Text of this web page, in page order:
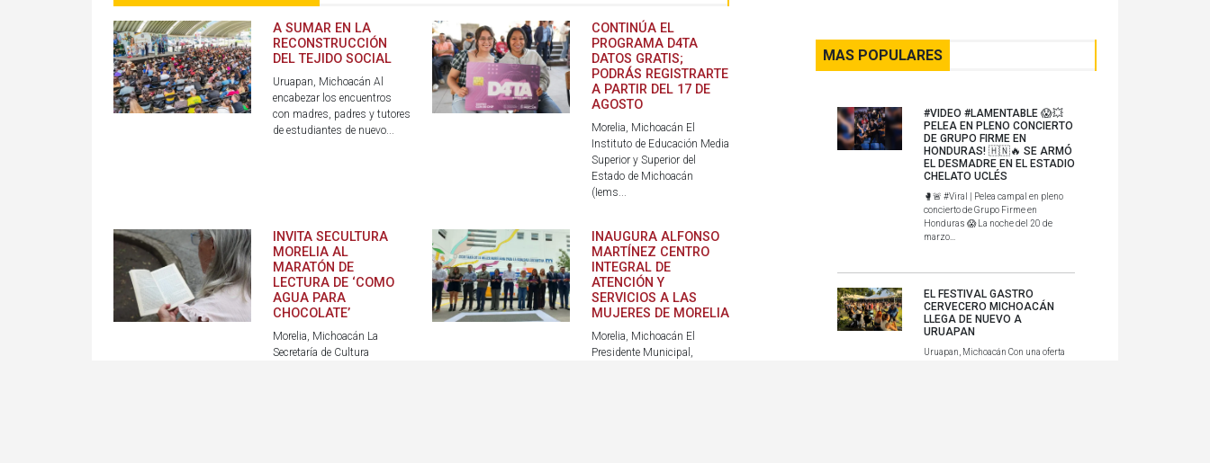
A SUMAR EN LA
RECONSTRUCCIÓN
DEL TEJIDO SOCIAL
Uruapan, Michoacán Al
encabezar los encuentros
con madres, padres y tutores
de estudiantes de nuevo...
CONTINÚA EL
PROGRAMA D4TA
DATOS GRATIS;
PODRÁS REGISTRARTE
A PARTIR DEL 17 DE
AGOSTO
Morelia, Michoacán El
Instituto de Educación Media
Superior y Superior del
Estado de Michoacán
(Iems...
INVITA SECULTURA
MORELIA AL
MARATÓN DE
LECTURA DE ‘COMO
AGUA PARA
CHOCOLATE’
Morelia, Michoacán La
Secretaría de Cultura
INAUGURA ALFONSO
MARTÍNEZ CENTRO
INTEGRAL DE
ATENCIÓN Y
SERVICIOS A LAS
MUJERES DE MORELIA
Morelia, Michoacán El
Presidente Municipal,
MAS POPULARES
#VIDEO #LAMENTABLE 😱💥
PELEA EN PLENO CONCIERTO
DE GRUPO FIRME EN
HONDURAS! 🇭🇳🔥 SE ARMÓ
EL DESMADRE EN EL ESTADIO
CHELATO UCLÉS
🥊🚨 #Viral | Pelea campal en pleno
concierto de Grupo Firme en
Honduras 😱 La noche del 20 de
marzo...
EL FESTIVAL GASTRO
CERVECERO MICHOACÁN
LLEGA DE NUEVO A
URUAPAN
Uruapan, Michoacán Con una oferta